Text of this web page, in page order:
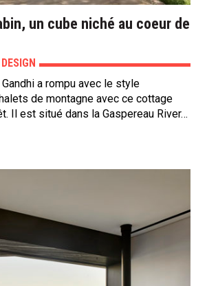
un cube niché au coeur de
Gandhi a rompu avec le style
de montagne avec ce cottage
Il est situé dans la Gaspereau River…